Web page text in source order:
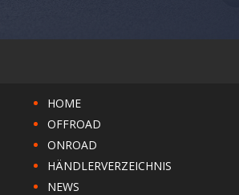
HOME
OFFROAD
ONROAD
HÄNDLERVERZEICHNIS
NEWS